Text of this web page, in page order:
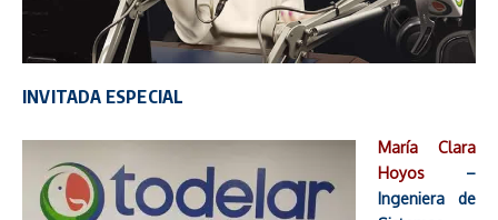
INVITADA ESPECIAL
María Clara
Hoyos
–
Ingeniera de